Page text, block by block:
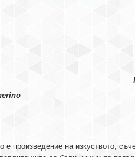
е произведение на изкуството,